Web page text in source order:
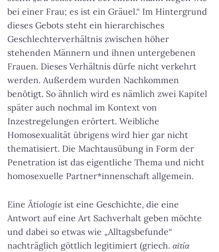
bei einer Frau; es ist ein Gräuel.“ Im Hintergrund
dieses Gebots steht ein hierarchisches
Geschlechterverhältnis zwischen höher
stehenden Männern und ihnen untergebenen
Frauen. Dieses Verhältnis dürfe nicht verkehrt
werden. Außerdem wurden Nachkommen
benötigt. So ähnlich wird es nämlich zwei Kapitel
später auch nochmal im Kontext von
Inzestregelungen erörtert. Weibliche
Homosexualität übrigens wird hier gar nicht
thematisiert. Die Machtausübung in Form der
Penetration ist das eigentliche Thema und nicht
homosexuelle Partner*innenschaft allgemein.
EineÄtiologie ist eine Geschichte, die eine
Antwort auf eine Art Sachverhalt geben möchte
und dabei so etwas wie „Alltagsbefunde“
nachträglich göttlich legitimiert (griech. αἰτία